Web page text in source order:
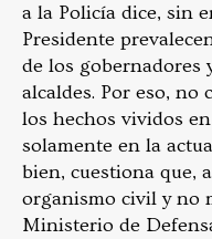
a la Policía dice, sin
Presidente
de los gobernadores
alcaldes. Por eso, no
los hechos vividos
solamente en la
bien, cuestiona que,
organismo civil y no
Ministerio de